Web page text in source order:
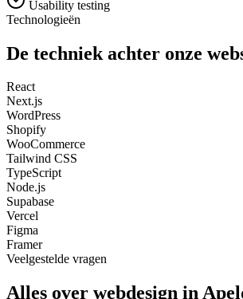
Usability testing
Technologieën
De techniek achter onze
React
Next.js
WordPress
Shopify
WooCommerce
Tailwind CSS
TypeScript
Node.js
Supabase
Vercel
Figma
Framer
Veelgestelde vragen
Alles over webdesign in